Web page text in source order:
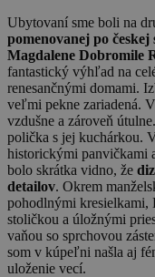
Ubytovaní sme boli na
pomenovanej po
Magdalene Dobromile
fantastický výhľad na
renesančnými domami.
veľmi pekne zariadená.
vzdušne a zároveň
polička s jej kuchárkou.
historickými panvičkami
bolo skrátka vidno, že
detailov. Okrem
pohodlnými kresielkami,
stoličkou a úložnými
vaňou so sprchovou
som v kúpeľni našla aj
uloženie vecí.